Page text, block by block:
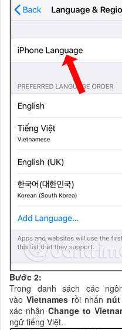
Bước 2:
Trong danh sách các
vào Vietnames rồi nhấn nút
xác nhận Change to
ngữ tiếng Việt.